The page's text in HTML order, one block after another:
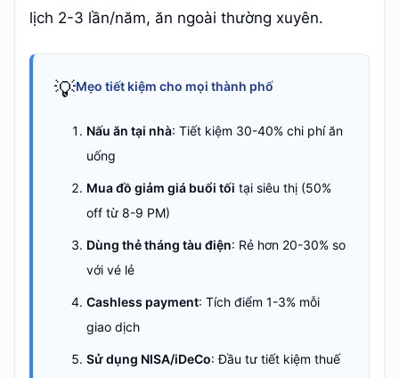
lịch 2-3 lần/năm, ăn ngoài thường xuyên.
💡Mẹo tiết kiệm cho mọi thành phố
Nấu ăn tại nhà: Tiết kiệm 30-40% chi phí ăn
uống
Mua đồ giảm giá buổi tối tại siêu thị (50%
off từ 8-9 PM)
Dùng thẻ tháng tàu điện: Rẻ hơn 20-30% so
với vé lẻ
Cashless payment: Tích điểm 1-3% mỗi
giao dịch
Sử dụng NISA/iDeCo: Đầu tư tiết kiệm thuế